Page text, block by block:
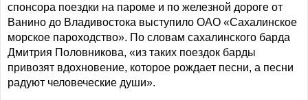
спонсора поездки на пароме и по железной дороге от
Ванино до Владивостока выступило ОАО «Сахалинское
морское пароходство». По словам сахалинского барда
Дмитрия Половникова, «из таких поездок барды
привозят вдохновение, которое рождает песни, а песни
радуют человеческие души».